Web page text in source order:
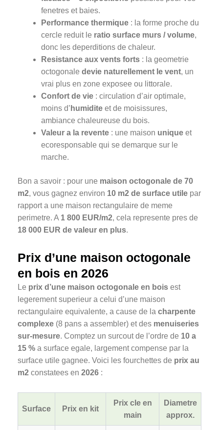
fenetres et baies.
Performance thermique : la forme proche du
cercle reduit le ratio surface murs / volume,
donc les deperditions de chaleur.
Resistance aux vents forts : la geometrie
octogonale devie naturellement le vent, un
vrai plus en zone exposee ou littorale.
Confort de vie : circulation d’air optimale,
moins d’ humidite et de moisissures,
ambiance chaleureuse du bois.
Valeur a la revente : une maison unique et
ecoresponsable qui se demarque sur le
marche.
Bon a savoir : pour une maison octogonale de 70
m2, vous gagnez environ 10 m2 de surface utile par
rapport a une maison rectangulaire de meme
perimetre. A 1 800 EUR/m2, cela represente pres de
18 000 EUR de valeur en plus.
Prix d’une maison octogonale
en bois en 2026
Le prix d’une maison octogonale en bois est
legerement superieur a celui d’une maison
rectangulaire equivalente, a cause de la charpente
complexe (8 pans a assembler) et des menuiseries
sur-mesure. Comptez un surcout de l’ordre de 10 a
15 % a surface egale, largement compense par la
surface utile gagnee. Voici les fourchettes de prix au
m2 constatees en 2026 :
Surface Prix en kit
Prix cle en
main
Diametre
approx.